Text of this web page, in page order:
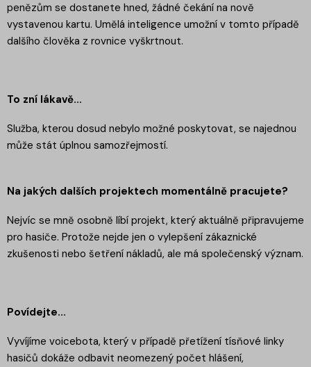
penězům se dostanete hned, žádné čekání na nově
vystavenou kartu. Umělá inteligence umožní v tomto případě
dalšího člověka z rovnice vyškrtnout.
To zní lákavě...
Služba, kterou dosud nebylo možné poskytovat, se najednou
může stát úplnou samozřejmostí.
Na jakých dalších projektech momentálně pracujete?
Nejvíc se mně osobně líbí projekt, který aktuálně připravujeme
pro hasiče. Protože nejde jen o vylepšení zákaznické
zkušenosti nebo šetření nákladů, ale má společenský význam.
Povídejte...
Vyvíjíme voicebota, který v případě přetížení tísňové linky
hasičů dokáže odbavit neomezený počet hlášení,